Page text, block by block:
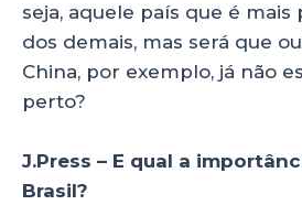
seja, aquele país que é
dos demais, mas será que
China, por exemplo, já não
perto?
J.Press – E qual a
Brasil?